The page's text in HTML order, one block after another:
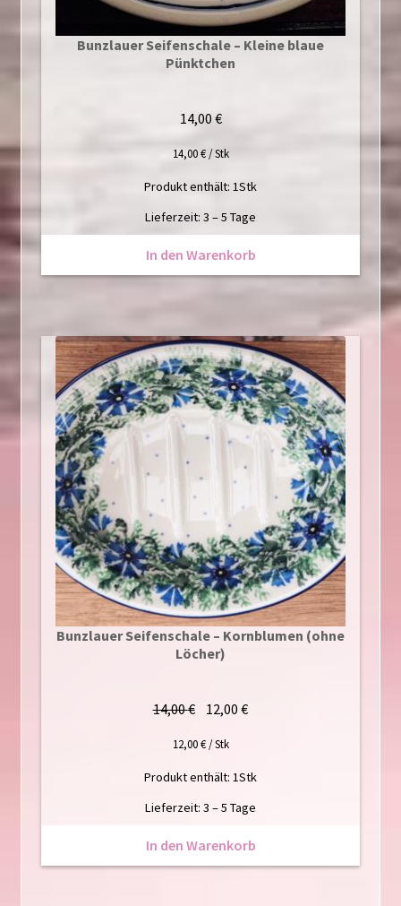
Bunzlauer Seifenschale – Kleine blaue
Pünktchen
14,00€
14,00€/Stk
Produkt enthält: 1Stk
Lieferzeit: 3 – 5 Tage
In den Warenkorb
Bunzlauer Seifenschale – Kornblumen (ohne
Löcher)
14,00€ Ursprünglicher
war:
14,00 €
12,00€Aktueller
12,00 €.
12,00€/Stk
Produkt enthält: 1Stk
Lieferzeit: 3 – 5 Tage
In den Warenkorb